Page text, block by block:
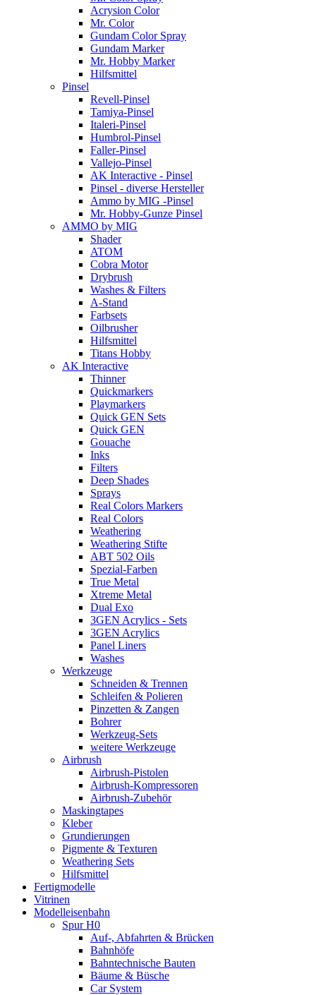
Acrysion Color
Mr. Color
Gundam Color Spray
Gundam Marker
Mr. Hobby Marker
Hilfsmittel
Pinsel
Revell-Pinsel
Tamiya-Pinsel
Italeri-Pinsel
Humbrol-Pinsel
Faller-Pinsel
Vallejo-Pinsel
AK Interactive - Pinsel
Pinsel - diverse Hersteller
Ammo by MIG -Pinsel
Mr. Hobby-Gunze Pinsel
AMMO by MIG
Shader
ATOM
Cobra Motor
Drybrush
Washes & Filters
A-Stand
Farbsets
Oilbrusher
Hilfsmittel
Titans Hobby
AK Interactive
Thinner
Quickmarkers
Playmarkers
Quick GEN Sets
Quick GEN
Gouache
Inks
Filters
Deep Shades
Sprays
Real Colors Markers
Real Colors
Weathering
Weathering Stifte
ABT 502 Oils
Spezial-Farben
True Metal
Xtreme Metal
Dual Exo
3GEN Acrylics - Sets
3GEN Acrylics
Panel Liners
Washes
Werkzeuge
Schneiden & Trennen
Schleifen & Polieren
Pinzetten & Zangen
Bohrer
Werkzeug-Sets
weitere Werkzeuge
Airbrush
Airbrush-Pistolen
Airbrush-Kompressoren
Airbrush-Zubehör
Maskingtapes
Kleber
Grundierungen
Pigmente & Texturen
Weathering Sets
Hilfsmittel
Fertigmodelle
Vitrinen
Modelleisenbahn
Spur H0
Auf-, Abfahrten & Brücken
Bahnhöfe
Bahntechnische Bauten
Bäume & Büsche
Car System